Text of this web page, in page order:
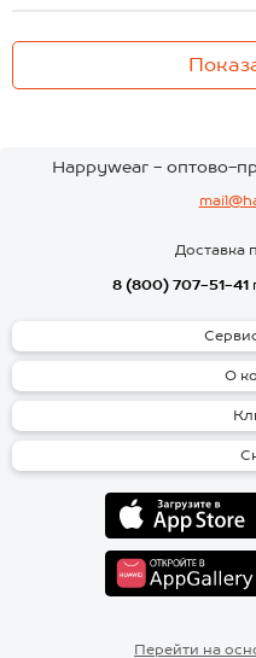
Happywear - оптово-
Доставка
8 (800) 707-51-41
О
Перейти на